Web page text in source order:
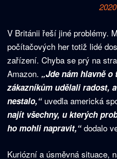
2020
V Británii řeší jiné problémy.
počítačových her totiž lidé
zařízení. Chyba se prý na
Amazon. „Jde nám hlavně
zákazníkům udělali radost,
nestalo,“uvedla americká
najít všechny, u kterých
ho mohli napravit,“dodalo
Kuriózní a úsměvná situace,